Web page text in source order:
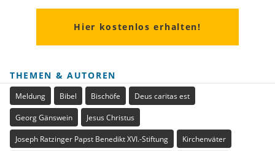
Hier kostenlos erhalten!
THEMEN & AUTOREN
Meldung Bibel Bischöfe Deus caritas est
Georg Gänswein Jesus Christus
Joseph Ratzinger Papst Benedikt XVI.-Stiftung Kirchenväter